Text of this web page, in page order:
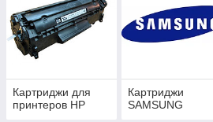
совместимых картриджей
может
оригинальных картриджей.
Картриджи для
принтеров HP
Картриджи
SAMSUNG